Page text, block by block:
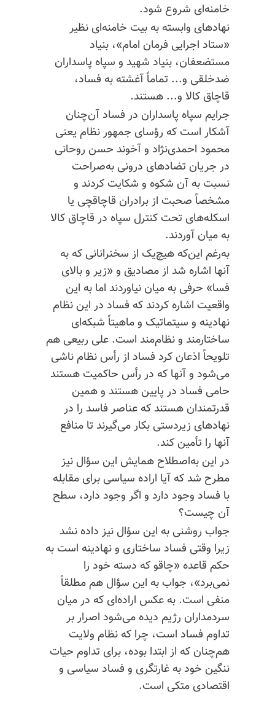
خامنه‌ای شروع شود.
نهادهای وابسته به بیت خامنه‌ای نظیر
«ستاد اجرایی فرمان امام»، بنیاد
مستضعفان، بنیاد شهید و سپاه پاسداران
ضدخلقی و... تماماً آغشته به فساد،
قاچاق کالا و... هستند.
جرایم سپاه پاسداران در فساد آن‌چنان
آشکار است که رؤسای جمهور نظام یعنی
محمود احمدی‌نژاد و آخوند حسن روحانی
در جریان تضادهای درونی به‌صراحت
نسبت به آن شکوه و شکایت کردند و
مشخصاً صحبت از برادران قاچاقچی یا
اسکله‌های تحت کنترل سپاه در قاچاق کالا
به میان آوردند.
به‌رغم این‌که هیچ‌یک از سخنرانانی که به
آنها اشاره شد از مصادیق و «زیر و بالای
فسا» حرفی به میان نیاوردند اما به این
واقعیت اشاره کردند که فساد در این نظام
نهادینه و سیتماتیک و ماهیتاً شبکه‌ای
ساختارمند و نظام‌مند است. علی ربیعی هم
تلویحاً اذعان کرد فساد از رأس نظام ناشی
می‌شود و آنها که در رأس حاکمیت هستند
حامی فساد در پایین هستند و همین
قدرتمندان هستند که عناصر فاسد را در
نهادهای زیردستی بکار می‌گیرند تا منافع
آنها را تأمین کند.
در این به‌اصطلاح همایش این سؤال نیز
مطرح شد که آیا اراده سیاسی برای مقابله
با فساد وجود دارد و اگر وجود دارد، سطح
آن چیست؟
جواب روشنی به این سؤال نیز داده نشد
زیرا وقتی فساد ساختاری و نهادینه است به
حکم قاعده «چاقو که دسته خود را
نمی‌برد»، جواب به این سؤال هم مطلقاً
منفی است. به عکس اراده‌ای که در میان
سردمداران رژیم دیده می‌شود اصرار بر
تداوم فساد است، چرا که نظام ولایت
هم‌چنان که از ابتدا بوده، برای تداوم حیات
ننگین خود به غارتگری و فساد سیاسی و
اقتصادی متکی است.